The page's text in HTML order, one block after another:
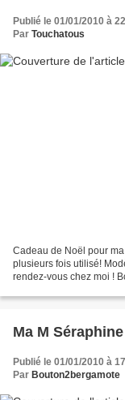
Publié le 01/01/2010 à
Par Touchatous
Cadeau de Noël pour
plusieurs fois utilisé!
rendez-vous chez moi !
Ma M Séraphine
Publié le 01/01/2010 à
Par Bouton2bergamote